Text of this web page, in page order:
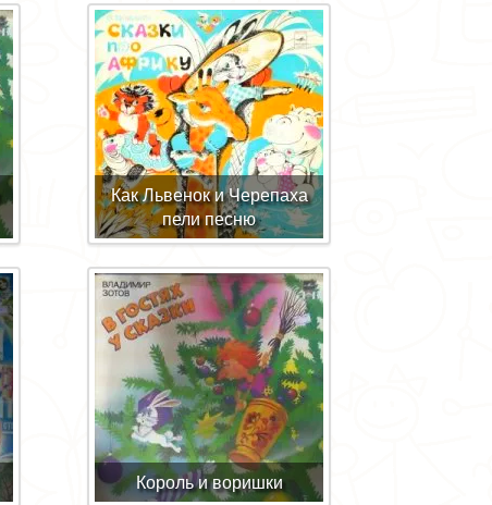
Как Львенок и Черепаха
пели песню
Король и воришки